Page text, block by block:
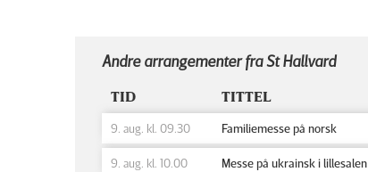
Andre arrangementer fra St Hallvard
TID TITTEL
9. aug. kl. 09.30 Familiemesse på norsk
9. aug. kl. 10.00 Messe på ukrainsk i lillesalen